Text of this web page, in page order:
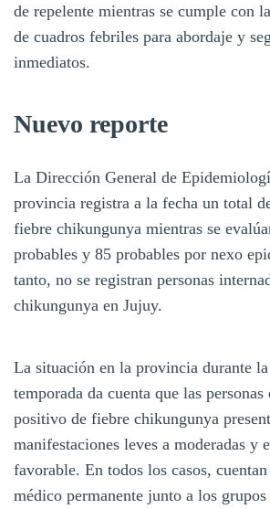
de repelente mientras se cumple con
de cuadros febriles para abordaje y
inmediatos.
Nuevo reporte
La Dirección General de
provincia registra a la fecha un total
fiebre chikungunya mientras se
probables y 85 probables por nexo
tanto, no se registran personas
chikungunya en Jujuy.
La situación en la provincia durante la
temporada da cuenta que las
positivo de fiebre chikungunya
manifestaciones leves a moderadas y
favorable. En todos los casos,
médico permanente junto a los